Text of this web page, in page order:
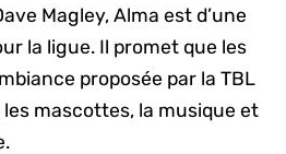
Magley, Alma est d’une
la ligue. Il promet que les
proposée par la TBL
mascottes, la musique et